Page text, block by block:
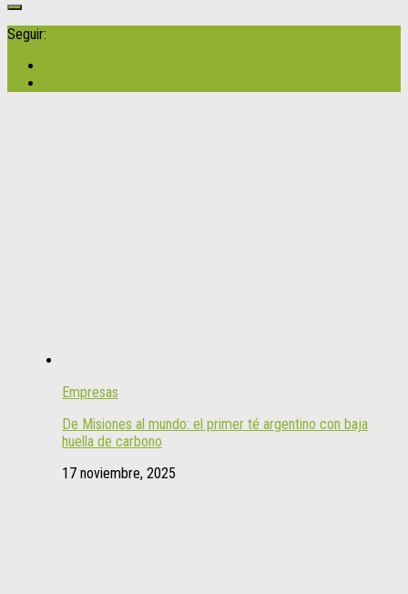
Seguir:
Empresas
De Misiones al mundo: el primer té argentino con baja
huella de carbono
17 noviembre, 2025